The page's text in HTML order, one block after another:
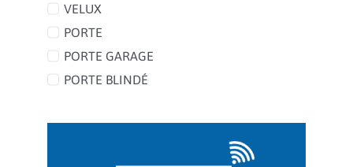
VELUX
PORTE
PORTE GARAGE
PORTE BLINDÉ